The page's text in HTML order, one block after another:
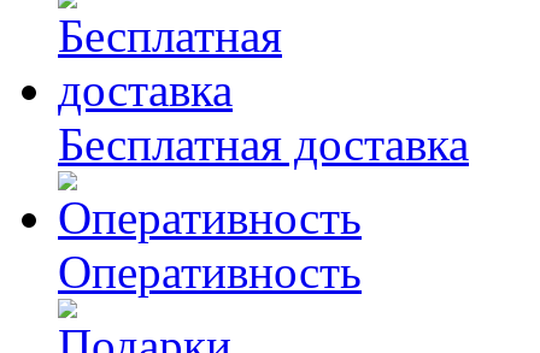
Бесплатная доставка
Оперативность